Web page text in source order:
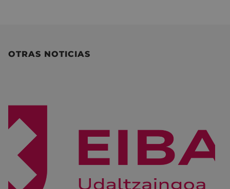
OTRAS NOTICIAS